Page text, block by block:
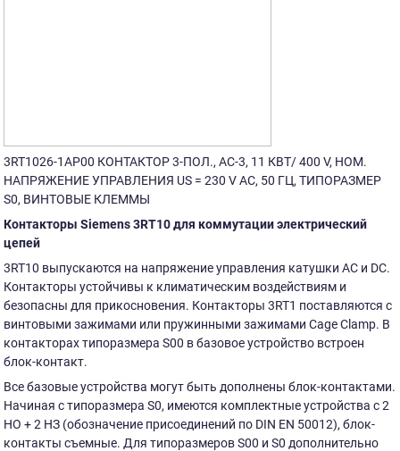
3RT1026-1AP00 КОНТАКТОР 3-ПОЛ., AC-3, 11 КВТ/ 400 V, НОМ.
НАПРЯЖЕНИЕ УПРАВЛЕНИЯ US = 230 V AC, 50 ГЦ, ТИПОРАЗМЕР
S0, ВИНТОВЫЕ КЛЕММЫ
Контакторы Siemens 3RT10 для коммутации электрический
цепей
3RT10 выпускаются на напряжение управления катушки AC и DС.
Контакторы устойчивы к климатическим воздействиям и
безопасны для прикосновения. Контакторы 3RT1 поставляются с
винтовыми зажимами или пружинными зажимами Cage Clamp. В
контакторах типоразмера S00 в базовое устройство встроен
блок-контакт.
Все базовые устройства могут быть дополнены блок-контактами.
Начиная с типоразмера S0, имеются комплектные устройства с 2
НО + 2 НЗ (обозначение присоединений по DIN EN 50012), блок-
контакты съемные. Для типоразмеров S00 и S0 дополнительно